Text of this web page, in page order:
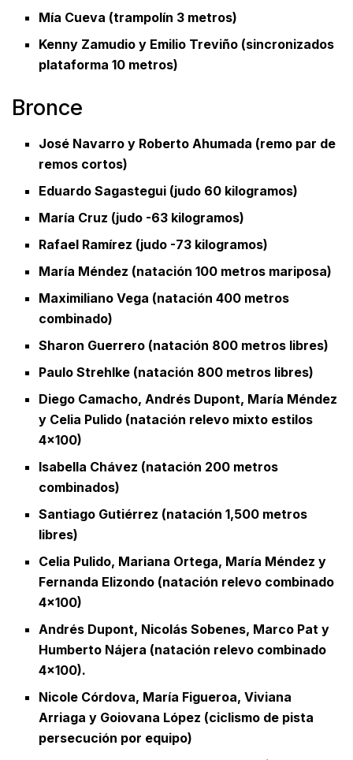
Mía Cueva (trampolín 3 metros)
Kenny Zamudio y Emilio Treviño (sincronizados
plataforma 10 metros)
Bronce
José Navarro y Roberto Ahumada (remo par de
remos cortos)
Eduardo Sagastegui (judo 60 kilogramos)
María Cruz (judo -63 kilogramos)
Rafael Ramírez (judo -73 kilogramos)
María Méndez (natación 100 metros mariposa)
Maximiliano Vega (natación 400 metros
combinado)
Sharon Guerrero (natación 800 metros libres)
Paulo Strehlke (natación 800 metros libres)
Diego Camacho, Andrés Dupont, María Méndez
y Celia Pulido (natación relevo mixto estilos
4×100)
Isabella Chávez (natación 200 metros
combinados)
Santiago Gutiérrez (natación 1,500 metros
libres)
Celia Pulido, Mariana Ortega, María Méndez y
Fernanda Elizondo (natación relevo combinado
4×100)
Andrés Dupont, Nicolás Sobenes, Marco Pat y
Humberto Nájera (natación relevo combinado
4×100).
Nicole Córdova, María Figueroa, Viviana
Arriaga y Goiovana López (ciclismo de pista
persecución por equipo)